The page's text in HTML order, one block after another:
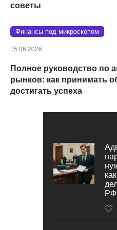
советы
Финансы под микроскопом
15.06.2026
Полное руководство по
рынков: как принимать
достигать успеха
РФ